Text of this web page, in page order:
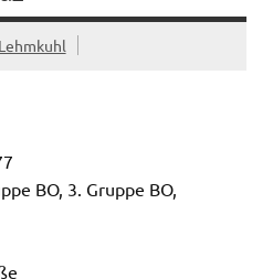
BO, 3. Gruppe BO,